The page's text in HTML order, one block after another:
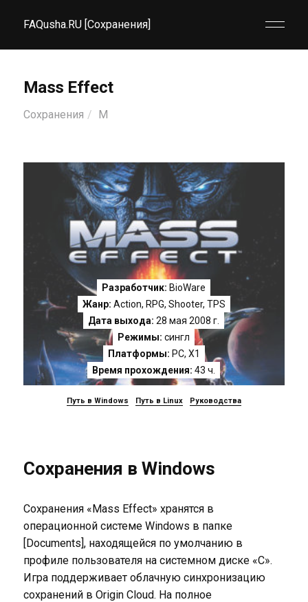
FAQusha.RU [Сохранения]
Mass Effect
Сохранения M
Разработчик: BioWare
Жанр: Action, RPG, Shooter, TPS
Дата выхода: 28 мая 2008 г.
Режимы: сингл
Платформы: PC, X1
Время прохождения: 43 ч.
Путь в Windows Путь в Linux Руководства
Сохранения в Windows
Сохранения «Mass Effect» хранятся в
операционной системе Windows в папке
[Documents], находящейся по умолчанию в
профиле пользователя на системном диске «C».
Игра поддерживает облачную синхронизацию
сохранений в Origin Cloud. На полное